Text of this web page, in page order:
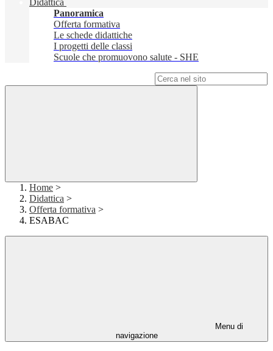
Didattica
Panoramica
Offerta formativa
Le schede didattiche
I progetti delle classi
Scuole che promuovono salute - SHE
Home >
Didattica >
Offerta formativa >
ESABAC
Menu di
navigazione